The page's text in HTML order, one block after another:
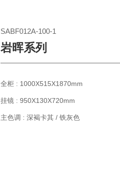
SABF012A-100-1
岩晖系列
全柜 : 1000X515X1870mm
挂镜 : 950X130X720mm
主色调 : 深褐卡其 / 铁灰色